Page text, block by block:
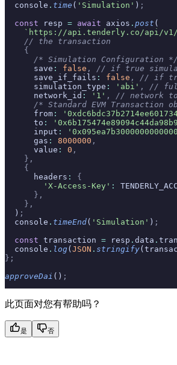
  console
. time ( 'Simulation' ) ;
  const
resp = await axios . post (
`https://api.tenderly.co/api/
    // the transaction
    {
      /* Simulation Configuration */
      save
: false ,
// if true
      save_if_fails
: false ,
// if
      simulation_type
: 'abi' ,
//
      network_id
: '1' ,
// network
/* Standard EVM Transaction
      from
:
      to
:
      input
:
      gas
: 8000000 ,
      value
: 0 ,
    },
    {
      headers
:
{
        'X-Access-Key'
:
      },
    },
  )
;
  console
. timeEnd( 'Simulation' ) ;
  const
transaction = resp . data .
  console
. log( JSON . stringify
};
approveDai () ;
此页面对您有帮助吗？
是 否